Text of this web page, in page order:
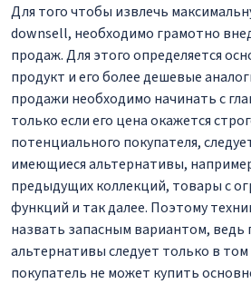
Для того чтобы извлечь
downsell, необходимо грамотно
продаж. Для этого определяется
продукт и его более дешевые
продажи необходимо начинать с
только если его цена окажется
потенциального покупателя,
имеющиеся альтернативы,
предыдущих коллекций, товары с
функций и так далее. Поэтому
назвать запасным вариантом, ведь
альтернативы следует только в том
покупатель не может купить